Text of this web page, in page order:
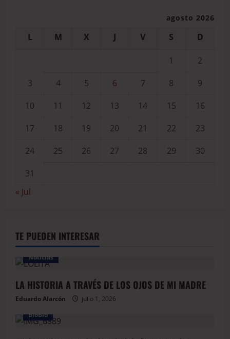
agosto 2026
L M X J V S D
1
2
3
4 5 6 7 8
9
10
11 12 13 14 15
16
17
18 19 20 21 22
23
24
25 26 27 28 29
30
31
« Jul
TE PUEDEN INTERESAR
Noticias
LA HISTORIA A TRAVÉS DE LOS OJOS DE MI MADRE
Eduardo Alarcón
julio 1, 2026
BioBio